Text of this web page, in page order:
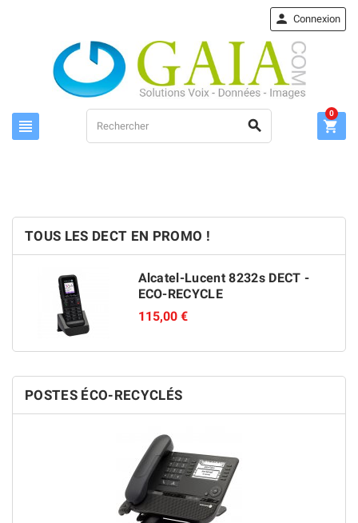
 
 Connexion

0
TOUS LES DECT EN PROMO !
Alcatel-Lucent 8232s DECT -
ECO-RECYCLE
115,00 €
POSTES ÉCO-RECYCLÉS